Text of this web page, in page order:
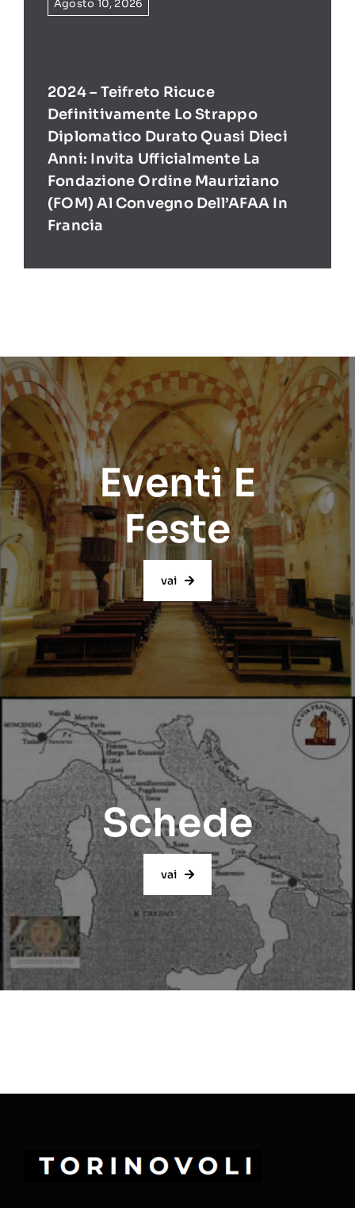
Agosto 10, 2026
2024 – Teifreto Ricuce
Definitivamente Lo Strappo
Diplomatico Durato Quasi Dieci
Anni: Invita Ufficialmente La
Fondazione Ordine Mauriziano
(FOM) Al Convegno Dell’AFAA In
Francia
Eventi E
Feste
vai
Schede
vai